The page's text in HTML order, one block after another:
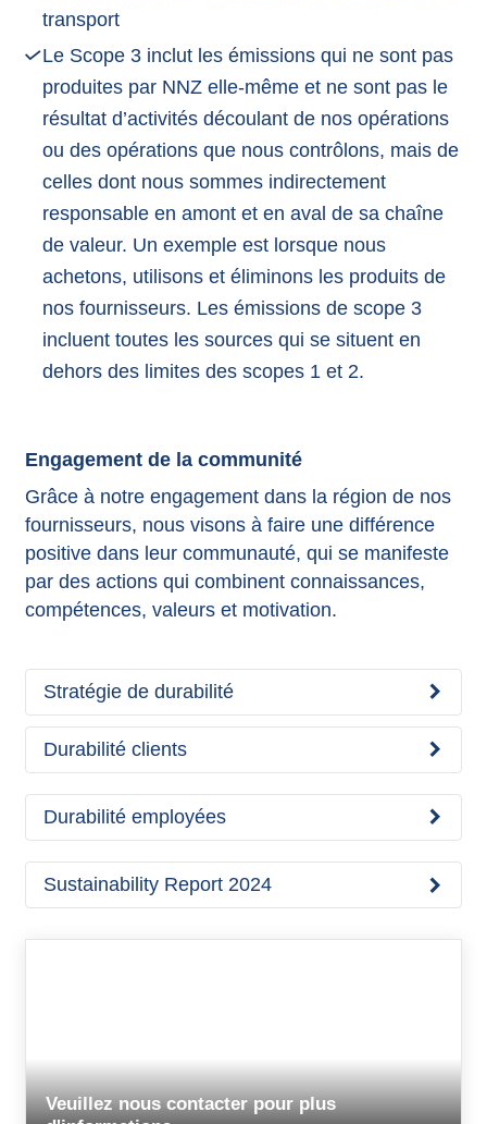
transport
Le Scope 3 inclut les émissions qui ne sont pas
produites par NNZ elle-même et ne sont pas le
résultat d’activités découlant de nos opérations
ou des opérations que nous contrôlons, mais de
celles dont nous sommes indirectement
responsable en amont et en aval de sa chaîne
de valeur. Un exemple est lorsque nous
achetons, utilisons et éliminons les produits de
nos fournisseurs. Les émissions de scope 3
incluent toutes les sources qui se situent en
dehors des limites des scopes 1 et 2.
Engagement de la communité
Grâce à notre engagement dans la région de nos
fournisseurs, nous visons à faire une différence
positive dans leur communauté, qui se manifeste
par des actions qui combinent connaissances,
compétences, valeurs et motivation.
Stratégie de durabilité
Durabilité clients
Durabilité employées
Sustainability Report 2024
Veuillez nous contacter pour plus